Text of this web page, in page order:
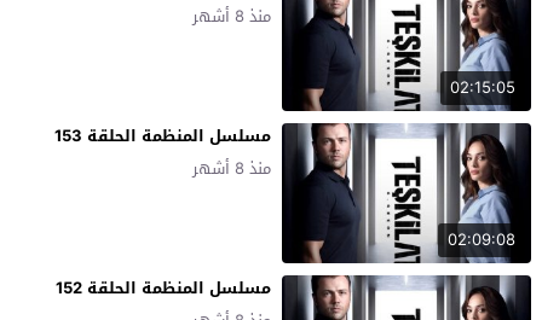
02:15:05
منذ 8 أشهر
02:09:08
مسلسل المنظمة الحلقة 153
منذ 8 أشهر
مسلسل المنظمة الحلقة 152